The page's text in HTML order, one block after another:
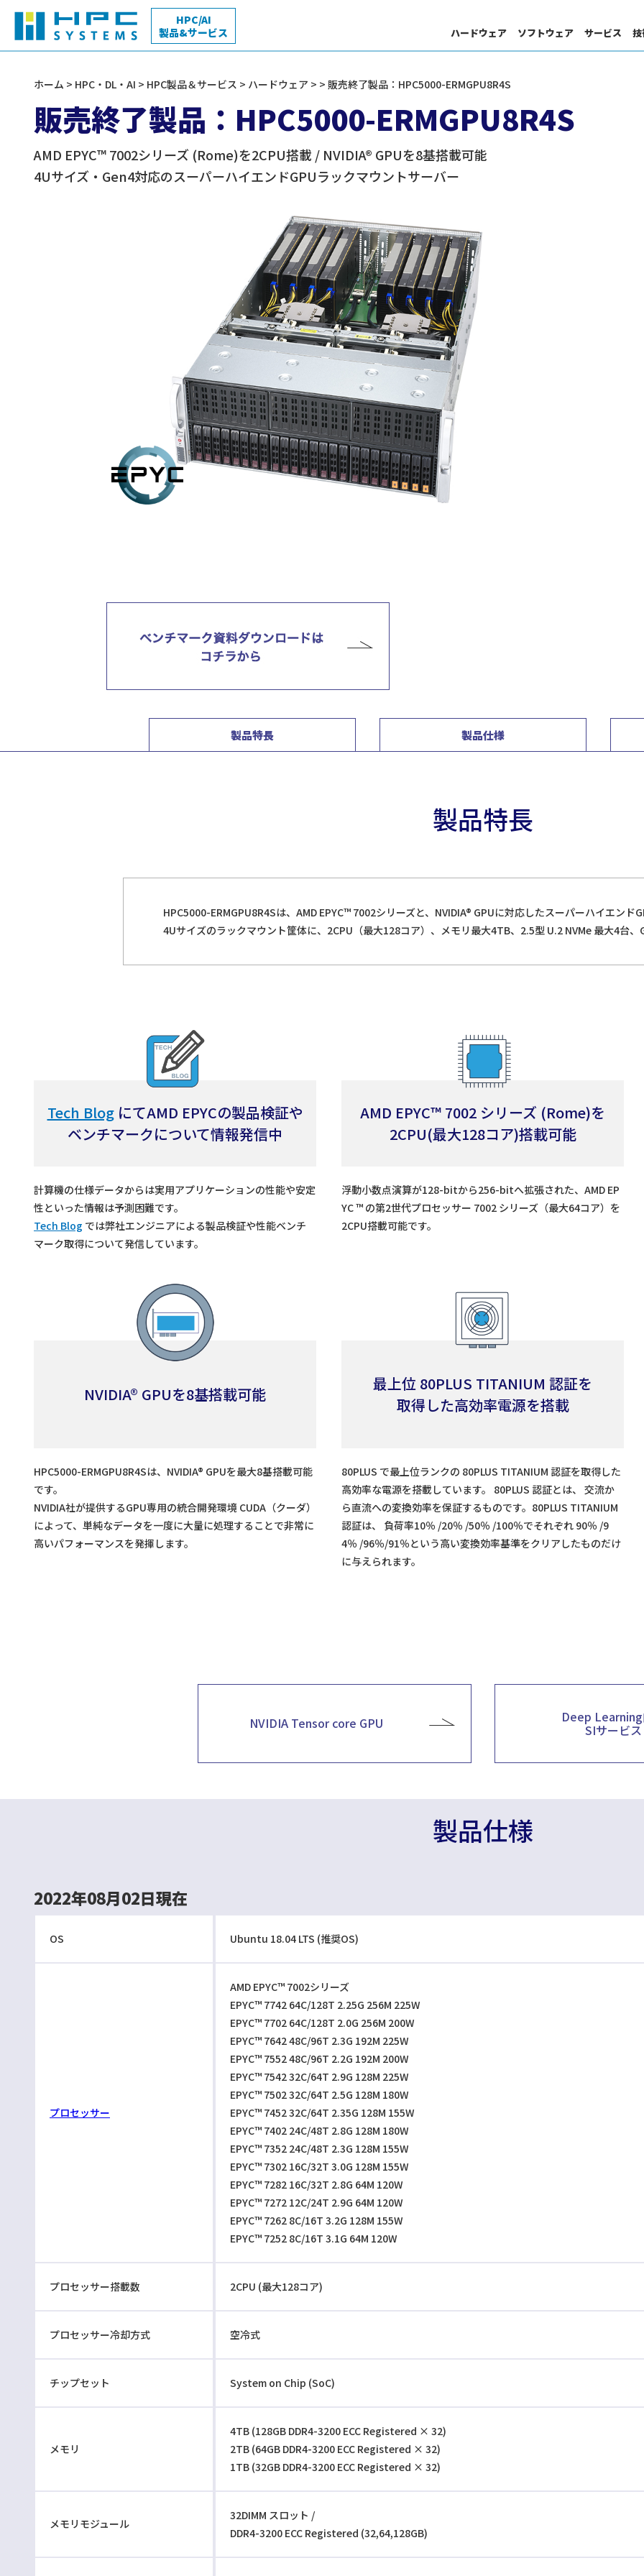
HPC/AI
製品&サービス
ハードウェア
サーバー
ソフトウェア
量子化学 分子動力学
構造・流体・熱 統計・数値解析
画像処理
ジョブ管理
Deep Learning
Windows 可視化
サービス
HPC向けSIサービス DL向けSIサービス
サイエンスクラウド プログラム高速化
HPC活用支援人材紹介サービス
HPC・Deep Learning・AI サポート
HPC・DL・AI
サイエンスクラウド
AI / Deep Learning特設サイト 技術情報
ホーム > HPC・DL・AI > HPC製品＆サービス > ハードウェア > > 販売終了製品：HPC5000-ERMGPU8R4S
販売終了製品：HPC5000-ERMGPU8R4S
AMD EPYC™ 7002シリーズ (Rome)を2CPU搭載 / NVIDIA® GPUを8基搭載可能
4Uサイズ・Gen4対応のスーパーハイエンドGPUラックマウントサーバー
製品特長 製品仕様
製品特長
HPC5000-ERMGPU8R4Sは、AMD EPYC™ 7002シリーズと、NVIDIA® GPUに対応したスーパーハイエンド
4Uサイズのラックマウント筐体に、2CPU（最大128コア）、メモリ最大4TB、2.5型 U.2 NVMe 最大4台
Tech BlogにてAMD EPYCの製品検証や
ベンチマークについて情報発信中
計算機の仕様データからは実用アプリケーションの性能や安定
性といった情報は予測困難です。
Tech Blog では弊社エンジニアによる製品検証や性能ベンチ
マーク取得について発信しています。
AMD EPYC™ 7002 シリーズ (Rome)を
2CPU(最大128コア)搭載可能
浮動小数点演算が128-bitから256-bitへ拡張された、AMD EP
YC ™ の第2世代プロセッサー 7002 シリーズ（最大64コア）を
2CPU搭載可能です。
NVIDIA® GPUを8基搭載可能
HPC5000-ERMGPU8R4Sは、NVIDIA® GPUを最大8基搭載可能
です。
NVIDIA社が提供するGPU専用の統合開発環境 CUDA（クーダ）
によって、単純なデータを一度に大量に処理することで非常に
高いパフォーマンスを発揮します。
最上位 80PLUS TITANIUM 認証を
取得した高効率電源を搭載
80PLUS で最上位ランクの 80PLUS TITANIUM 認証を取得した
高効率な電源を搭載しています。 80PLUS 認証とは、 交流か
ら直流への変換効率を保証するものです。80PLUS TITANIUM
認証は、 負荷率10％ /20％ /50％ /100％でそれぞれ 90％ /9
4％ /96％/91％という高い変換効率基準をクリアしたものだけ
に与えられます。
NVIDIA Tensor core GPU Deep
SIサービス
製品仕様
2022年08月02日現在
OS Ubuntu 18.04 LTS (推奨OS)
プロセッサー
AMD EPYC™ 7002シリーズ
EPYC™ 7742 64C/128T 2.25G 256M 225W
EPYC™ 7702 64C/128T 2.0G 256M 200W
EPYC™ 7642 48C/96T 2.3G 192M 225W
EPYC™ 7552 48C/96T 2.2G 192M 200W
EPYC™ 7542 32C/64T 2.9G 128M 225W
EPYC™ 7502 32C/64T 2.5G 128M 180W
EPYC™ 7452 32C/64T 2.35G 128M 155W
EPYC™ 7402 24C/48T 2.8G 128M 180W
EPYC™ 7352 24C/48T 2.3G 128M 155W
EPYC™ 7302 16C/32T 3.0G 128M 155W
EPYC™ 7282 16C/32T 2.8G 64M 120W
EPYC™ 7272 12C/24T 2.9G 64M 120W
EPYC™ 7262 8C/16T 3.2G 128M 155W
EPYC™ 7252 8C/16T 3.1G 64M 120W
プロセッサー搭載数 2CPU (最大128コア)
プロセッサー冷却方式 空冷式
チップセット System on Chip (SoC)
メモリ
4TB (128GB DDR4-3200 ECC Registered × 32)
2TB (64GB DDR4-3200 ECC Registered × 32)
1TB (32GB DDR4-3200 ECC Registered × 32)
メモリモジュール
32DIMM スロット /
DDR4-3200 ECC Registered (32,64,128GB)